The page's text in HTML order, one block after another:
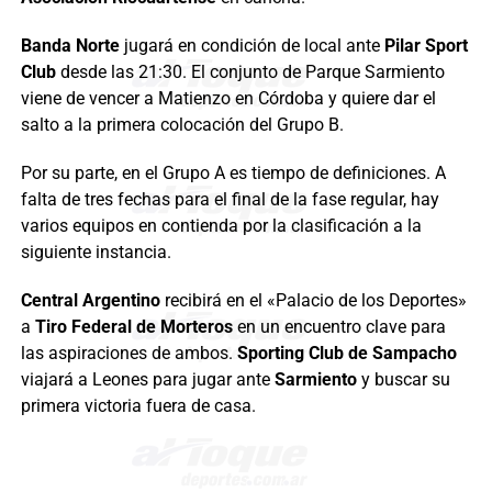
Banda Norte jugará en condición de local ante Pilar Sport
Club desde las 21:30. El conjunto de Parque Sarmiento
viene de vencer a Matienzo en Córdoba y quiere dar el
salto a la primera colocación del Grupo B.
Por su parte, en el Grupo A es tiempo de definiciones. A
falta de tres fechas para el final de la fase regular, hay
varios equipos en contienda por la clasificación a la
siguiente instancia.
Central Argentino recibirá en el «Palacio de los Deportes»
a Tiro Federal de Morteros en un encuentro clave para
las aspiraciones de ambos. Sporting Club de Sampacho
viajará a Leones para jugar ante Sarmiento y buscar su
primera victoria fuera de casa.